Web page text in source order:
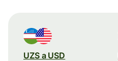
UZS a USD